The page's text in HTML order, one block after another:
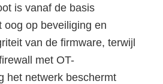
is vanaf de basis
oog op beveiliging en
van de firmware, terwijl
met OT-
het netwerk beschermt